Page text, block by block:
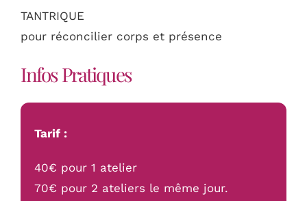
TANTRIQUE
pour réconcilier corps et présence
Infos Pratiques
Tarif :
40€ pour 1 atelier
70€ pour 2 ateliers le même jour.